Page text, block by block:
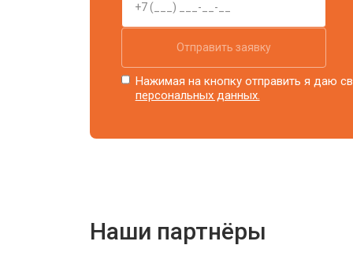
Отправить заявку
Нажимая на кнопку отправить я даю
персональных данных.
Наши партнёры